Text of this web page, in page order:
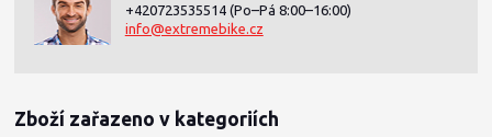
+420723535514 (Po–Pá 8:00–16:00)
info@extremebike.cz
Zboží zařazeno v kategoriích